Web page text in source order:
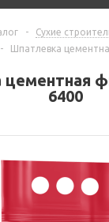
- Сухие
- Шпатлевка
цементная
6400